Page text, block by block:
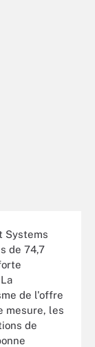
Systems
de 74,7
de l'offre
mesure, les
de